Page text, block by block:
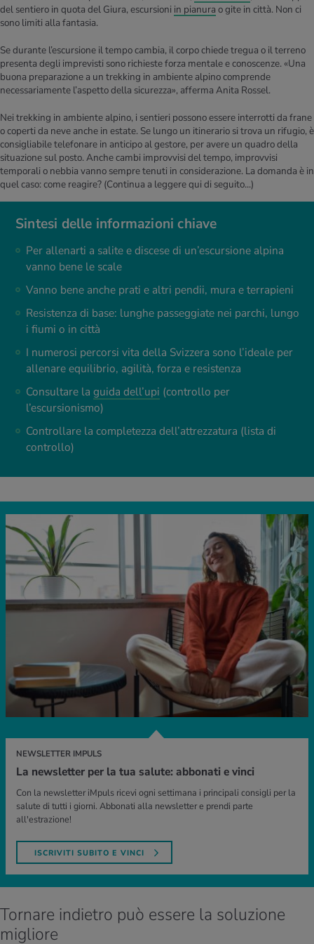
Sintesi delle informazioni chiave
Per allenarti a salite e discese di un’escursione alpina
vanno bene le scale
Vanno bene anche prati e altri pendii, mura e terrapieni
Resistenza di base: lunghe passeggiate nei parchi, lungo
i fiumi o in città
I numerosi percorsi vita della Svizzera sono l’ideale per
allenare equilibrio, agilità, forza e resistenza
Consultare la guida dell’upi (controllo per
l’escursionismo)
Controllare la completezza dell’attrezzatura (lista di
controllo)
del sentiero in quota del Giura, escursioni in pianura o gite in città. Non ci
sono limiti alla fantasia.
Se durante l’escursione il tempo cambia, il corpo chiede tregua o il terreno
presenta degli imprevisti sono richieste forza mentale e conoscenze. «Una
buona preparazione a un trekking in ambiente alpino comprende
necessariamente l’aspetto della sicurezza», afferma Anita Rossel.
Nei trekking in ambiente alpino, i sentieri possono essere interrotti da frane
o coperti da neve anche in estate. Se lungo un itinerario si trova un rifugio, è
consigliabile telefonare in anticipo al gestore, per avere un quadro della
situazione sul posto. Anche cambi improvvisi del tempo, improvvisi
temporali o nebbia vanno sempre tenuti in considerazione. La domanda è in
quel caso: come reagire? (Continua a leggere qui di seguito...)
NEWSLETTER IMPULS
La newsletter per la tua salute: abbonati e vinci
Con la newsletter iMpuls ricevi ogni settimana i principali consigli per la
salute di tutti i giorni. Abbonati alla newsletter e prendi parte
all'estrazione!
ISCRIVITI SUBITO E VINCI
Tornare indietro può essere la soluzione
migliore